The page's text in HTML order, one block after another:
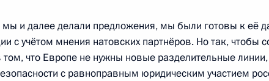
2012 года, понедельник
представителями Общественного комитета
мы и далее делали предложения, мы были готовы к её
с учётом мнения натовских партнёров. Но так, чтобы
том, что Европе не нужны новые разделительные
с равноправным юридическим участием